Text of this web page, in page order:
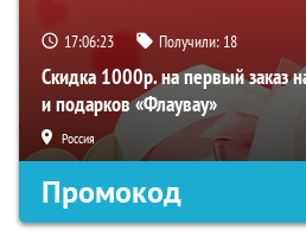
17:06:22 Получили: 18
Скидка 1000р. на первый заказ
и подарков «Флаувау»
Россия
Промокод